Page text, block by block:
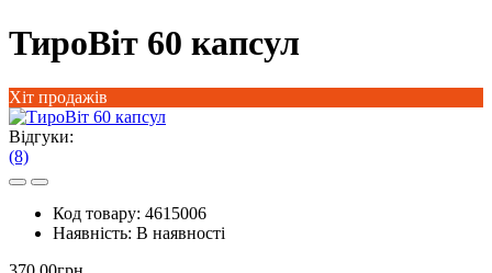
ТироВіт 60 капсул
Хіт продажів
Відгуки:
(8)
Код товару: 4615006
Наявність: В наявності